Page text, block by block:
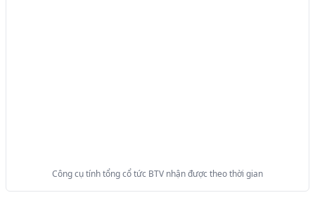
Công cụ tính tổng cổ tức BTV nhận được theo thời gian